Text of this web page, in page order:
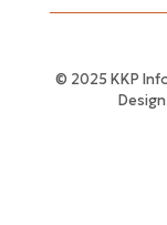
© 2025 KKP